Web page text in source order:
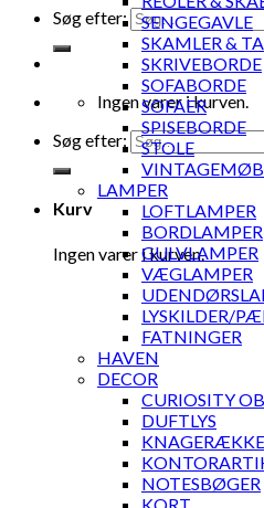
Søg efter:
Ingen varer i kurven.
Søg efter:
Kurv
Ingen varer i kurven.
SENGEGAVLE
SKAMLER &
SKRIVEBORDE
SOFABORDE
SOFAER
SPISEBORDE
STOLE
LAMPER
LOFTLAMPER
BORDLAMPER
GULVLAMPER
VÆGLAMPER
LYSKILDER/
FATNINGER
HAVEN
DECOR
CURIOSITY
DUFTLYS
NOTESBØGER